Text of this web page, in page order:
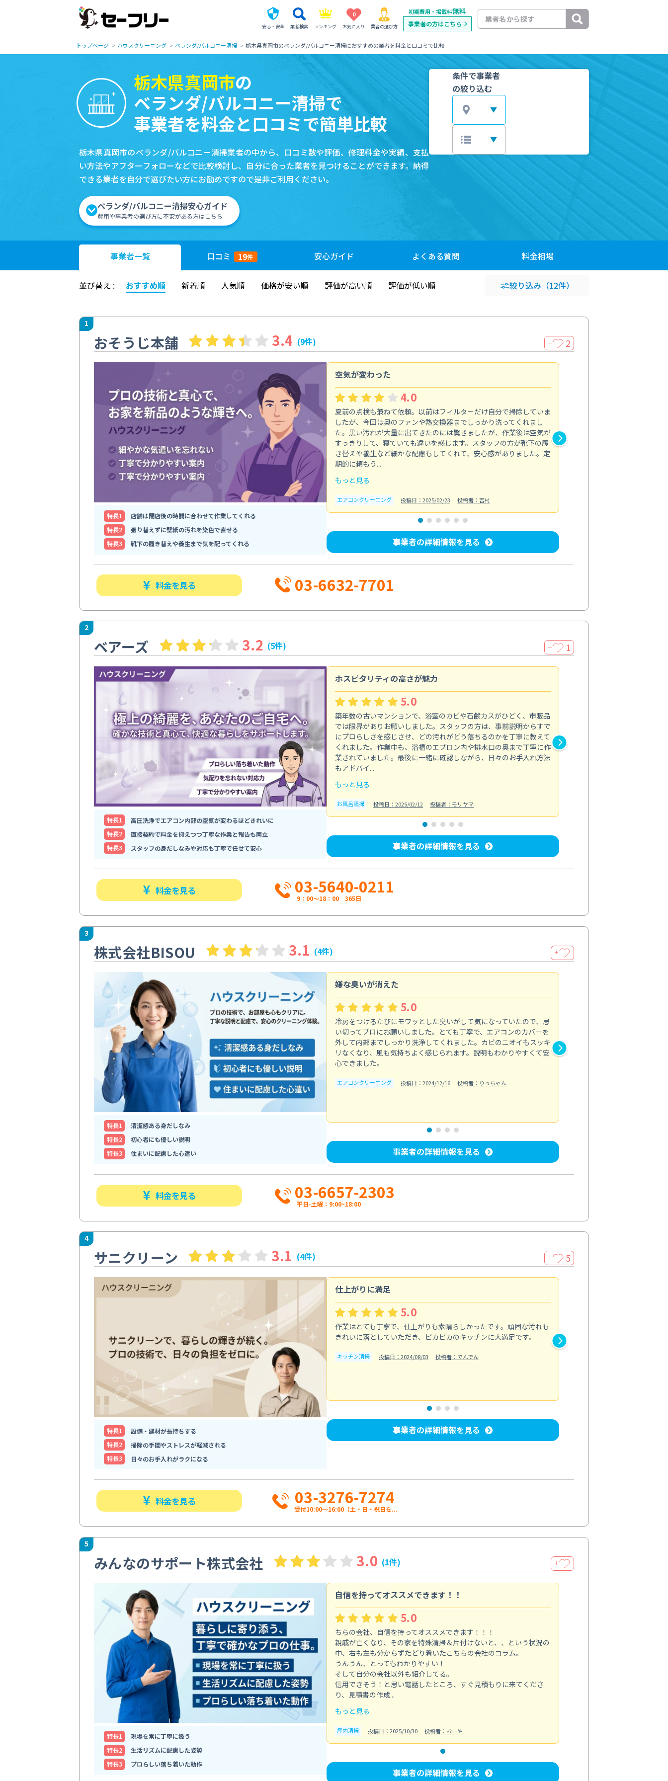
安心・安全 業者検索 ランキング
0
お気に入り 業者の選び方
初期費用・掲載料無料
事業者の方はこちら
トップページ ハウスクリーニング ベランダ/バルコニー清掃 栃木県真岡市のベランダ/バルコニー清掃におすすめの業者を料金と口コミで比較
栃木県真岡市の
ベランダ/バルコニー清掃で
事業者を料金と口コミで簡単比較
栃木県真岡市のベランダ/バルコニー清掃業者の中から、口コミ数や評価、修理料金や実績、支払
い方法やアフターフォローなどで比較検討し、自分に合った業者を見つけることができます。納得
できる業者を自分で選びたい方にお勧めですので是非ご利用ください。
ベランダ/バルコニー清掃安心ガイド
費用や事業者の選び方に不安がある方はこちら
条件で事業者
の絞り込む
事業者一覧 口コミ 19件 安心ガイド よくある質問 料金相場
並び替え : おすすめ順 新着順 人気順 価格が安い順 評価が高い順 評価が低い順 絞り込み （12件）
1
おそうじ本舗 3.4 (9件) ＋ 2
特⻑1
店舗は閉店後の時間に合わせて作業してくれる
特⻑2
張り替えずに壁紙の汚れを染色で直せる
特⻑3
靴下の履き替えや養生まで気を配ってくれる
空気が変わった
4.0
夏前の点検も兼ねて依頼。以前はフィルターだけ自分で掃除していま
したが、今回は奥のファンや熱交換器までしっかり洗ってくれまし
た。黒い汚れが大量に出てきたのには驚きましたが、作業後は空気が
すっきりして、寝ていても違いを感じます。スタッフの方が靴下の履
き替えや養生など細かな配慮もしてくれて、安心感がありました。定
期的に頼もう...
もっと見る
エアコンクリーニング 投稿日：2025/02/23 投稿者：吉村
事業者の詳細情報を見る
料金を見る 03-6632-7701
2
ベアーズ 3.2 (5件) ＋ 1
特⻑1
高圧洗浄でエアコン内部の空気が変わるほどきれいに
特⻑2
直接契約で料金を抑えつつ丁寧な作業と報告も両立
特⻑3
スタッフの身だしなみや対応も丁寧で任せて安心
ホスピタリティの高さが魅力
5.0
築年数の古いマンションで、浴室のカビや石鹸カスがひどく、市販品
では限界がありお願いしました。スタッフの方は、事前説明からすで
にプロらしさを感じさせ、どの汚れがどう落ちるのかを丁寧に教えて
くれました。作業中も、浴槽のエプロン内や排水口の奥まで丁寧に作
業されていました。最後に一緒に確認しながら、日々のお手入れ方法
もアドバイ...
もっと見る
お風呂清掃 投稿日：2025/02/12 投稿者：モリヤマ
事業者の詳細情報を見る
料金を見る 03-5640-0211
9：00～18：00 365日
3
株式会社BISOU 3.1 (4件) ＋
特⻑1
清潔感ある身だしなみ
特⻑2
初心者にも優しい説明
特⻑3
住まいに配慮した心遣い
嫌な臭いが消えた
5.0
冷房をつけるたびにモワッとした臭いがして気になっていたので、思
い切ってプロにお願いしました。とても丁寧で、エアコンのカバーを
外して内部までしっかり洗浄してくれました。カビのニオイもスッキ
リなくなり、風も気持ちよく感じられます。説明もわかりやすくて安
心できました。
エアコンクリーニング 投稿日：2024/12/16 投稿者：りっちゃん
事業者の詳細情報を見る
料金を見る 03-6657-2303
平日-土曜：9:00~18:00
4
サニクリーン 3.1 (4件) ＋ 5
特⻑1
設備・建材が長持ちする
特⻑2
掃除の手間やストレスが軽減される
特⻑3
日々のお手入れがラクになる
仕上がりに満足
5.0
作業はとても丁寧で、仕上がりも素晴らしかったです。頑固な汚れも
きれいに落としていただき、ピカピカのキッチンに大満足です。
キッチン清掃 投稿日：2024/08/03 投稿者：でんでん
事業者の詳細情報を見る
料金を見る 03-3276-7274
受付10:00〜16:00（土・日・祝日を...
5
みんなのサポート株式会社 3.0 (1件) ＋
特⻑1
現場を常に丁寧に扱う
特⻑2
生活リズムに配慮した姿勢
特⻑3
プロらしい落ち着いた動作
自信を持ってオススメできます！！
5.0
ちらの会社、自信を持ってオススメできます！！！
親戚が亡くなり、その家を特殊清掃＆片付けないと、、という状況の
中、右も左も分からずたどり着いたこちらの会社のコラム。
うんうん、とってもわかりやすい！
そして自分の会社以外も紹介してる。
信用できそう！と思い電話したところ、すぐ見積もりに来てくださ
り、見積書の作成...
もっと見る
屋内清掃 投稿日：2025/10/30 投稿者：おーや
事業者の詳細情報を見る